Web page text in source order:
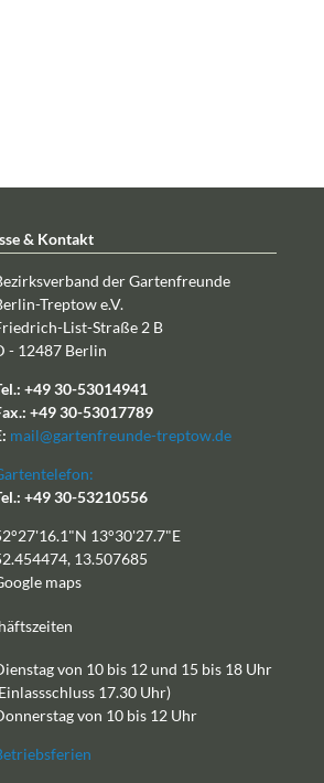
& Kontakt
der Gartenfreunde
Treptow e.V.
List-Straße 2 B
- 12487 Berlin
+49 30-53014941
+49 30-53017789
mail@gartenfreunde-treptow.de
+49 30-53210556
13°30'27.7"E
13.507685
maps
von 10 bis 12 und 15 bis 18 Uhr
17.30 Uhr)
von 10 bis 12 Uhr